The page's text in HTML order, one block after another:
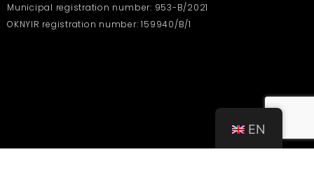
Municipal registration number: 953-B/2021
OKNYIR registration number: 159940/B/1
EN